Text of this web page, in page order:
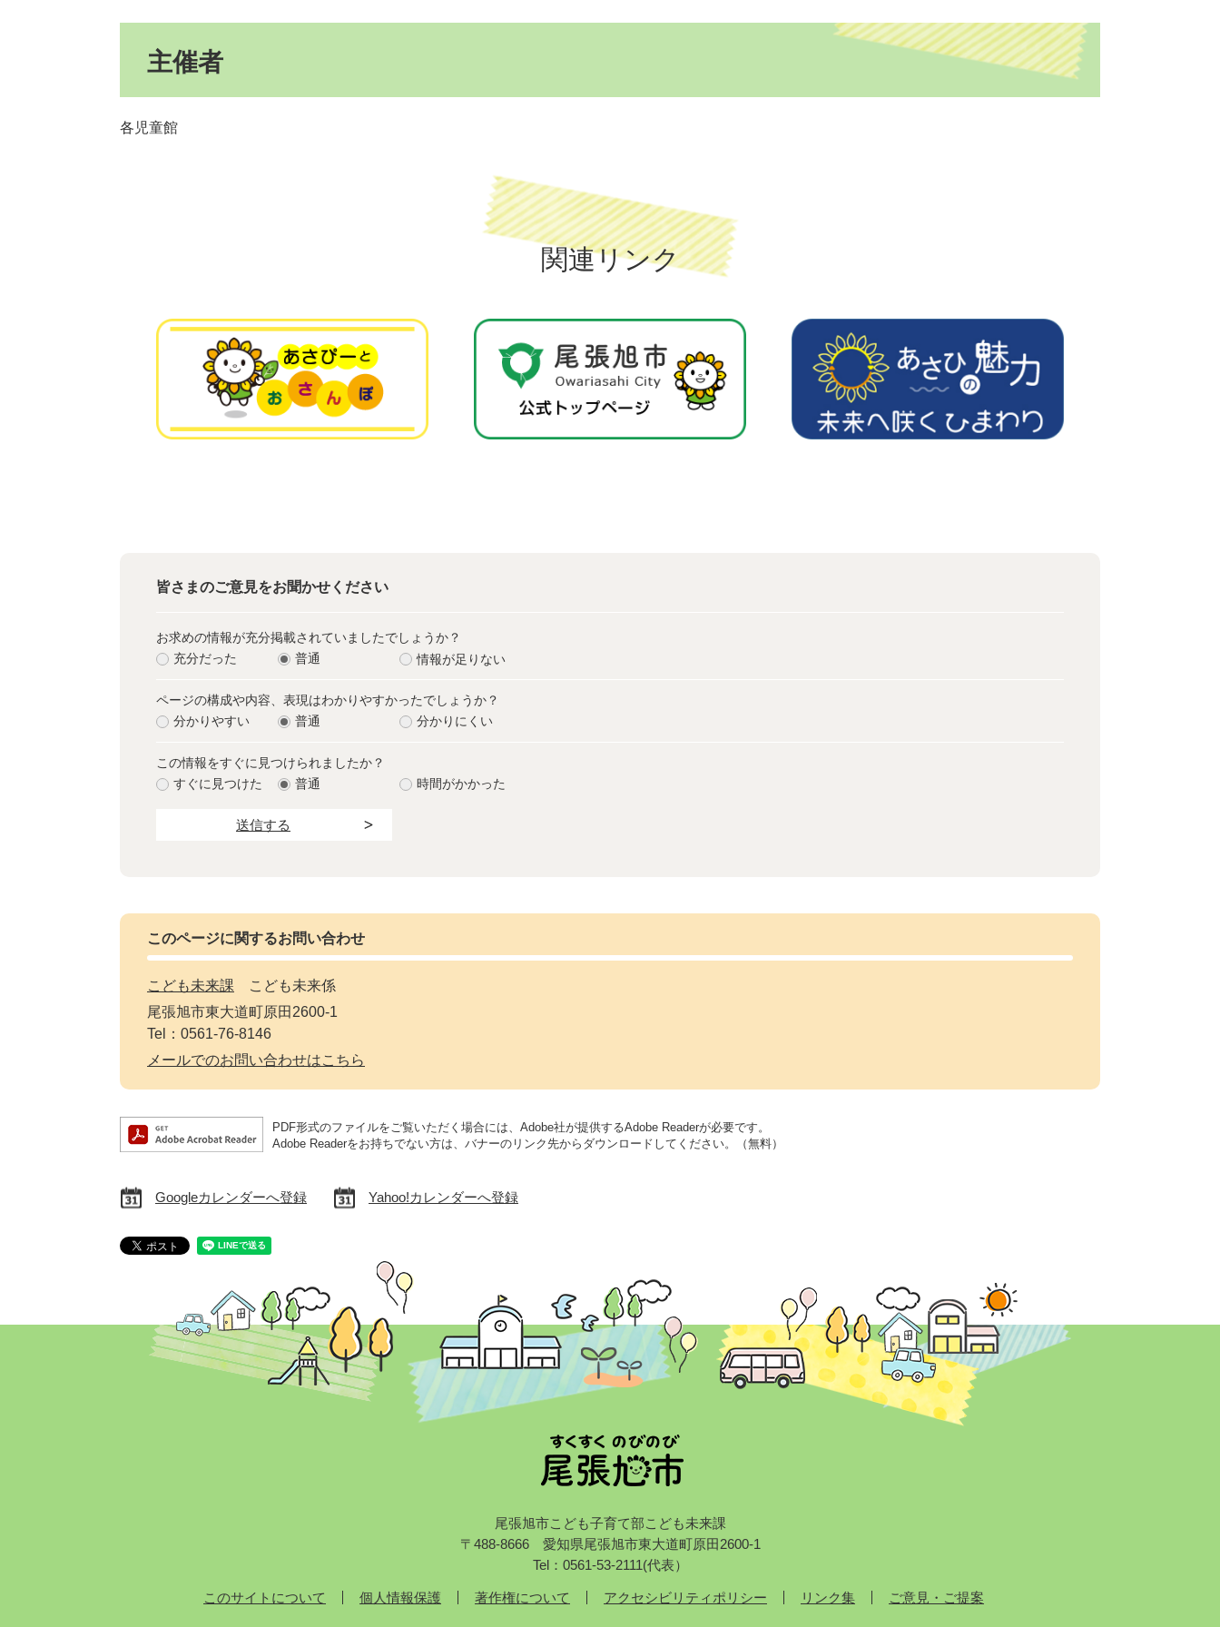
主催者
各児童館
関連リンク
皆さまのご意見をお聞かせください
お求めの情報が充分掲載されていましたでしょうか？
充分だった
普通 情報が足りない
ページの構成や内容、表現はわかりやすかったでしょうか？
分かりやすい
普通 分かりにくい
この情報をすぐに見つけられましたか？
すぐに見つけた
普通 時間がかかった
このページに関するお問い合わせ
こども未来課
こども未来係
尾張旭市東大道町原田2600-1
Tel：0561-76-8146
メールでのお問い合わせはこちら
PDF形式のファイルをご覧いただく場合には、Adobe社が提供するAdobe Readerが必要です。
Adobe Readerをお持ちでない方は、バナーのリンク先からダウンロードしてください。（無料）
Googleカレンダーへ登録 Yahoo!カレンダーへ登録
尾張旭市こども子育て部こども未来課
〒488-8666 愛知県尾張旭市東大道町原田2600-1
Tel：0561-53-2111(代表）
このサイトについて 個人情報保護 著作権について アクセシビリティポリシー リンク集 ご意見・ご提案